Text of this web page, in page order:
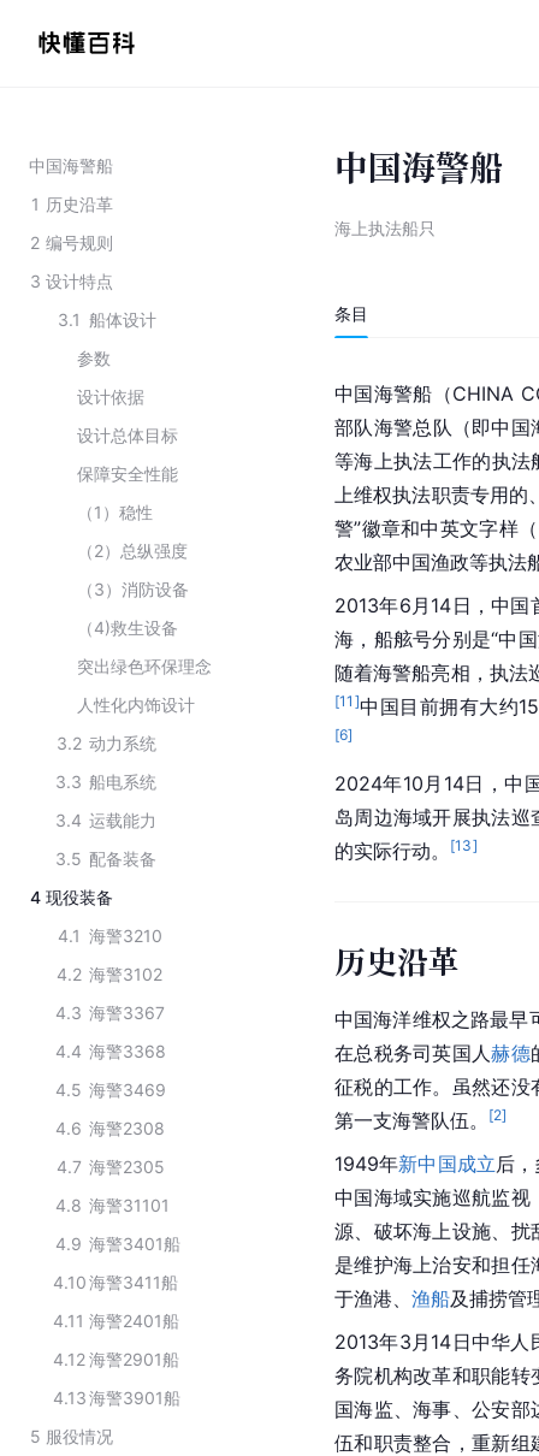
中国海警船
1 历史沿革
2 编号规则
3 设计特点
3.1 船体设计
参数
设计依据
设计总体目标
保障安全性能
（1）稳性
（2）总纵强度
（3）消防设备
（4)救生设备
突出绿色环保理念
人性化内饰设计
3.2 动力系统
3.3 船电系统
3.4 运载能力
3.5 配备装备
4 现役装备
4.1 海警3210
4.2 海警3102
4.3 海警3367
4.4 海警3368
4.5 海警3469
4.6 海警2308
4.7 海警2305
4.8 海警31101
4.9 海警3401船
4.10海警3411船
4.11 海警2401船
4.12海警2901船
4.13海警3901船
5 服役情况
中国海警船
海上执法船只
条目
中国海警船（CHINA
部队海警总队（即中国
等海上执法工作的执
上维权执法职责专用
警”徽章和中英文字样
农业部中国渔政等执法
2013年6月14日，中国
海，船舷号分别是“中
随着海警船亮相，执法
[11 ]中国目前拥有大约
[6]
2024年10月14日，中
岛周边海域开展执法
的实际行动。
[13]
历史沿革
中国海洋维权之路最早
在总税务司英国人赫德
征税的工作。虽然还
第一支海警队伍。
[2]
1949年新中国成立后
中国海域实施巡航监视
源、破坏海上设施、扰
是维护海上治安和担
于渔港、 渔船及捕捞管
2013年3月14日中华人
务院机构改革和职能转
国海监、海事、公安
伍和职责整合，重新组